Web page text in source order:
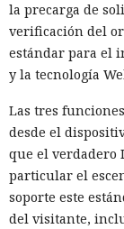
la precarga de
verificación del
estándar para el
y la tecnología
Las tres
desde el
que el verdadero
particular el
soporte este
del visitante,